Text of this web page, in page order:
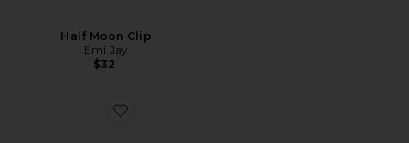
Half Moon Clip
Emi Jay
$32
Favorite Super Bloom Clip